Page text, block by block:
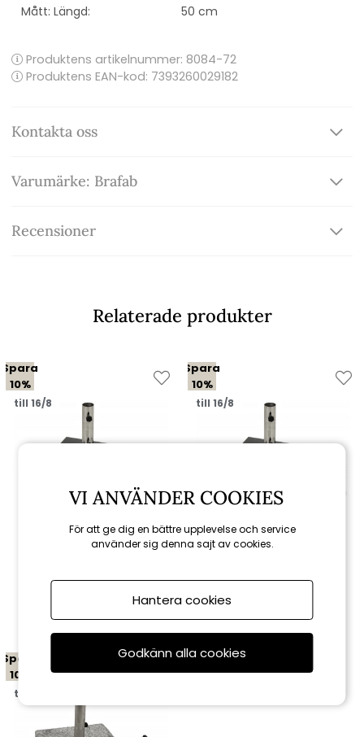
Mått: Längd: 50 cm
Produktens artikelnummer: 8084-72
Produktens EAN-kod: 7393260029182
Kontakta oss
Varumärke: Brafab
Recensioner
Relaterade produkter
Spara
10%
till 16/8
Brafab
mörkgrå polerad granit
1 090 kr
Spara
10%
till 16/8
Brafab
mörkgrå polerad granit
1 215 kr
Spara
10%
till 16/8
VI ANVÄNDER COOKIES
För att ge dig en bättre upplevelse och service
använder sig denna sajt av cookies.
Hantera cookies
Godkänn alla cookies